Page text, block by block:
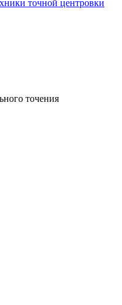
точной центровки